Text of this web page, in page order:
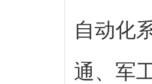
自动化
通、军